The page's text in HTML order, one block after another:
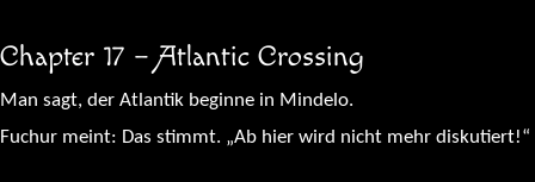
Chapter 17 – Atlantic Crossing
Man sagt, der Atlantik beginne in Mindelo.
Fuchur meint: Das stimmt. „Ab hier wird nicht mehr diskutiert!“